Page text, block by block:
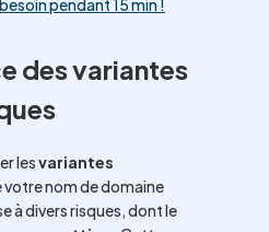
pendant 15 min !
des variantes
lesvariantes
votre nom de domaine
à divers risques, dont le